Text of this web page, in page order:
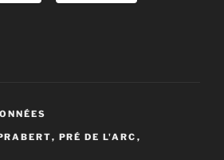
, PRÉ DE L'ARC ,